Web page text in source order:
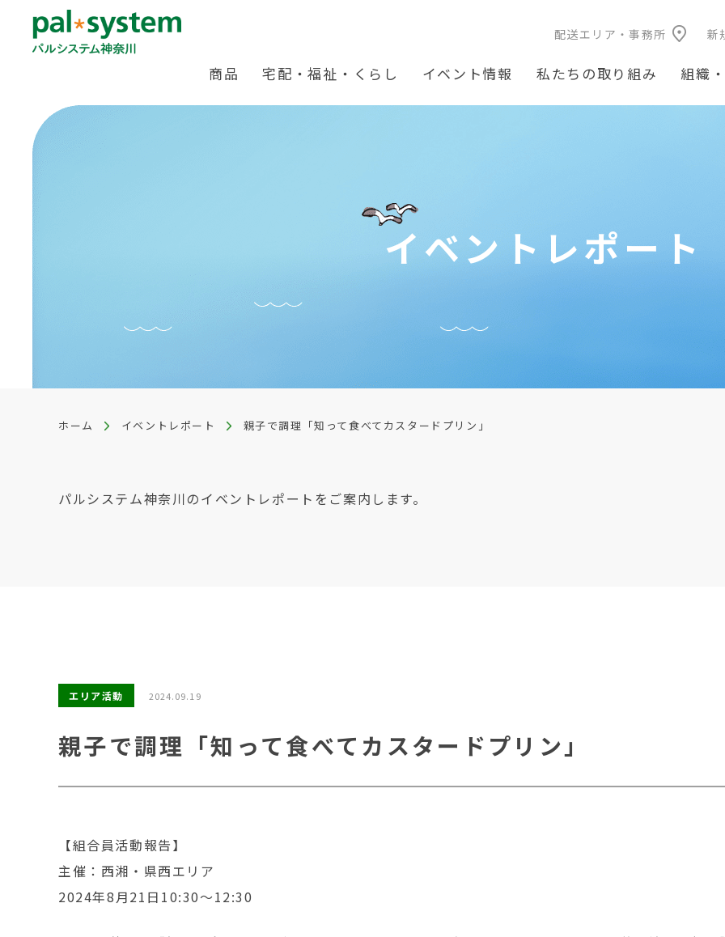
配送エリア・事務所 新
商品 宅配・福祉・くらし イベント情報 私たちの取り組み 組織
イベントレポート
ホーム イベントレポート 親子で調理「知って食べてカスタードプリン」
パルシステム神奈川のイベントレポートをご案内します。
エリア活動 2024.09.19
親子で調理「知って食べてカスタードプリン」
【組合員活動報告】
主催：西湘・県西エリア
2024年8月21日10:30～12:30